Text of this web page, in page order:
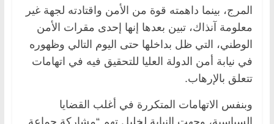
المرج، بينما داهمته قوة من الأمن واقتادته لجهة غير
معلومة آنذاك، تبين بعدها إنها إحدى مقرات الأمن
الوطني، التي ظل بداخلها حتى اليوم التالي وظهوره
في نيابة أمن الدولة العليا للتحقيق فيه في اتهامات
تتعلق بالإرهاب.
وبنفس الاتهامات المتكررة في أغلب القضايا
السياسية، وجهت النيابة لخليل تهم “مشاركة جماعة